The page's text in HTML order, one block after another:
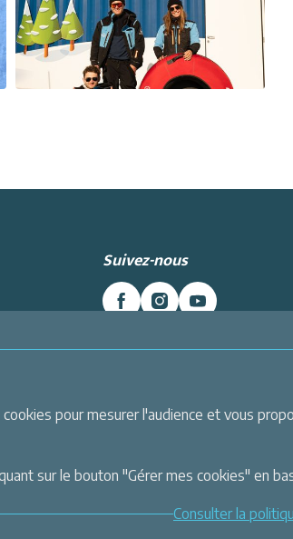
Suivez-nous
pour mesurer l'audience et vous
sur le bouton "Gérer mes cookies" en
Consulter la